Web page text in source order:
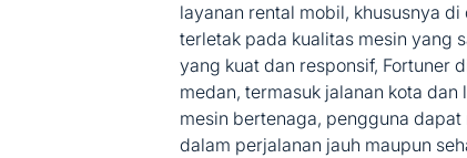
layanan rental mobil, khususnya
terletak pada kualitas mesin yang
yang kuat dan responsif, Fortuner
medan, termasuk jalanan kota
mesin bertenaga, pengguna
dalam perjalanan jauh maupun